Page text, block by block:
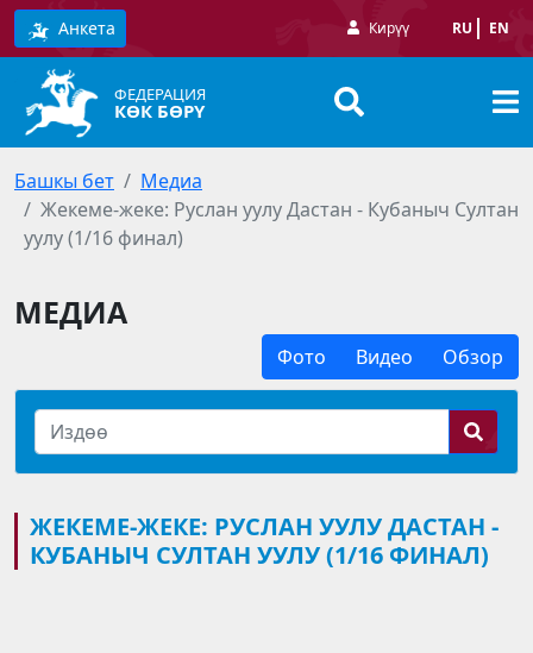
Анкета Кирүү RU EN
ФЕДЕРАЦИЯ
КӨК БӨРҮ
Башкы бет
Медиа
Жекеме-жеке: Руслан уулу Дастан - Кубаныч Султан
уулу (1/16 финал)
МЕДИА
Фото Видео Обзор
ЖЕКЕМЕ-ЖЕКЕ: РУСЛАН УУЛУ ДАСТАН -
КУБАНЫЧ СУЛТАН УУЛУ (1/16 ФИНАЛ)